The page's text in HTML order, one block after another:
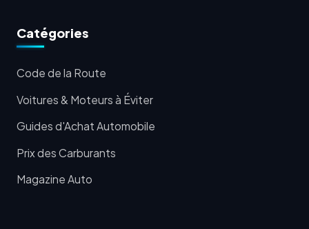
Catégories
Code de la Route
Voitures & Moteurs à Éviter
Guides d'Achat Automobile
Prix des Carburants
Magazine Auto